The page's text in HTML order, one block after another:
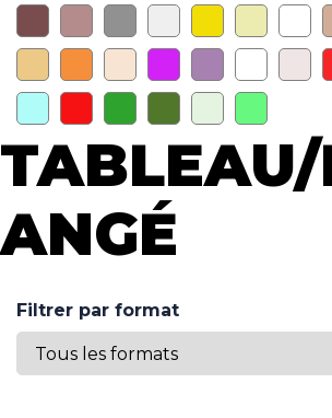
ANGÉ
Filtrer par format